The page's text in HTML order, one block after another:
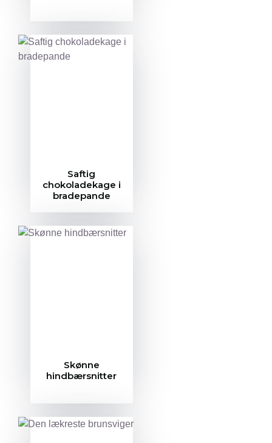
Saftig
chokoladekage i
bradepande
Skønne
hindbærsnitter